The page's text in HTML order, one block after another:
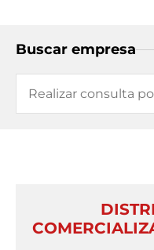
Buscar empresa